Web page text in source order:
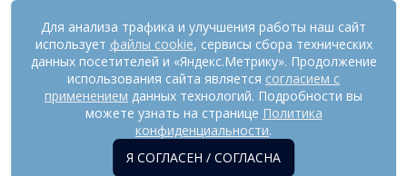
ИНФОРМАЦИЯ
РЕКВИЗИТЫ
На информационном ресурсе применяются
рекомендательные технологии (информационные технологии
предоставления информации на основе сбора,
систематизации и анализа сведений, относящихся к
Для анализа трафика и улучшения работы наш сайт
использует файлы cookie, сервисы сбора технических
данных посетителей и «Яндекс.Метрику». Продолжение
использования сайта является согласием с
применением данных технологий. Подробности вы
можете узнать на странице Политика
конфиденциальности.
Я СОГЛАСЕН / СОГЛАСНА